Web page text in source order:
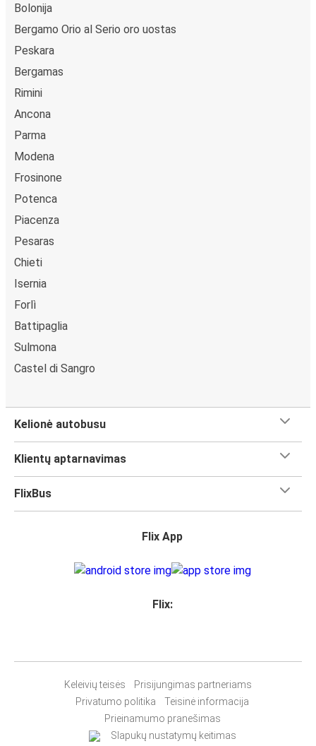
Bolonija
Bergamo Orio al Serio oro uostas
Peskara
Bergamas
Rimini
Ancona
Parma
Modena
Frosinone
Potenca
Piacenza
Pesaras
Chieti
Isernia
Forlì
Battipaglia
Sulmona
Castel di Sangro
Kelionė autobusu
Klientų aptarnavimas
FlixBus
Flix App
Flix:
Keleivių teisės
Prisijungimas partneriams
Privatumo politika
Teisinė informacija
Prieinamumo pranešimas
Slapukų nustatymų keitimas